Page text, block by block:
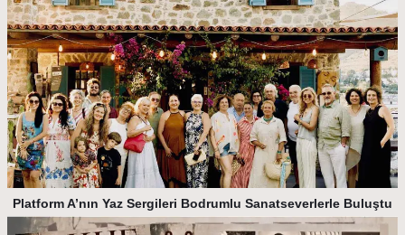
Platform A’nın Yaz Sergileri Bodrumlu Sanatseverlerle Buluştu